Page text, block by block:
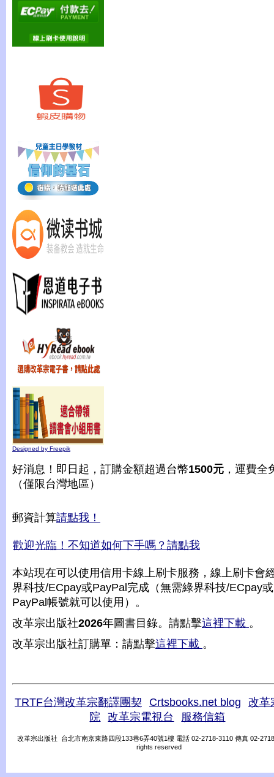
Designed by Freepik
好消息！即日起，訂購金額超過台幣1500元 ，運費全
（僅限台灣地區）
郵資計算請點我！
歡迎光臨！不知道如何下手嗎？請點我
本站現在可以使用信用卡線上刷卡服務，線上刷卡會
界科技/ECpay或PayPal完成（無需綠界科技/ECpay或
PayPal帳號就可以使用）。
改革宗出版社2026年圖書目錄。請點擊這裡下載 。
改革宗出版社訂購單：請點擊這裡下載 。
TRTF台灣改革宗翻譯團契 Crtsbooks.net blog
改革
院
改革宗電視台 服務信箱
改革宗出版社 台北市南京東路四段133巷6弄40號1樓 電話 02-2718-3110 傳真 02-
rights reserved